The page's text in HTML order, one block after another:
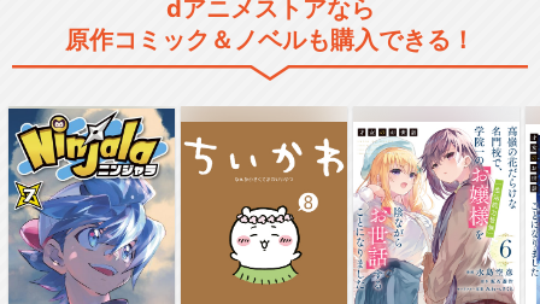
dアニメストアなら
原作コミック＆ノベルも購入できる！